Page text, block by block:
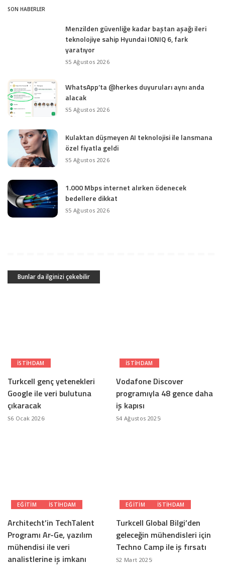
SON HABERLER
Menzilden güvenliğe kadar baştan aşağı ileri
teknolojiye sahip Hyundai IONIQ 6, fark
yaratıyor
5 Ağustos 2026
WhatsApp’ta @herkes duyuruları aynı anda
alacak
5 Ağustos 2026
Kulaktan düşmeyen AI teknolojisi ile lansmana
özel fiyatla geldi
5 Ağustos 2026
1.000 Mbps internet alırken ödenecek
bedellere dikkat
5 Ağustos 2026
Bunlar da ilginizi çekebilir
ISTIHDAM
Turkcell genç yetenekleri
Google ile veri bulutuna
çıkaracak
6 Ocak 2026
ISTIHDAM
Vodafone Discover
programıyla 48 gence daha
iş kapısı
4 Ağustos 2025
EĞITIM ISTIHDAM
Architecht’in TechTalent
Programı Ar-Ge, yazılım
mühendisi ile veri
analistlerine iş imkanı
EĞITIM ISTIHDAM
Turkcell Global Bilgi’den
geleceğin mühendisleri için
Techno Camp ile iş fırsatı
2 Mart 2025